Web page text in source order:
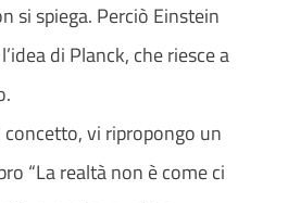
si spiega. Perciò Einstein
di Planck, che riesce a
vi ripropongo un
“La realtà non è come ci